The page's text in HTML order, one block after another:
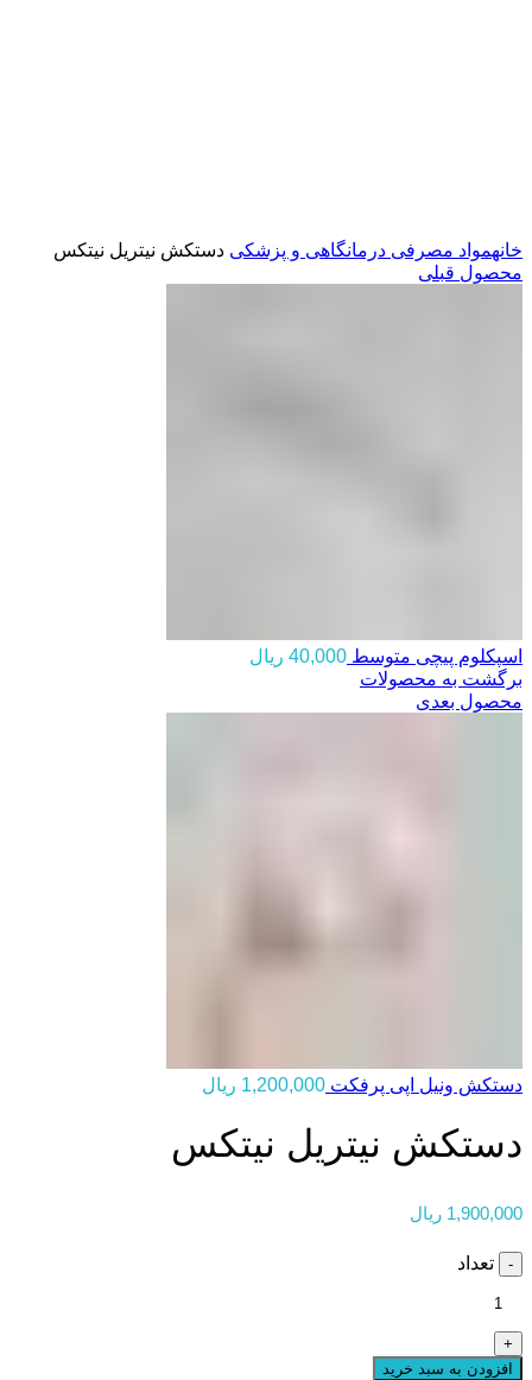
خانهمواد مصرفی درمانگاهی و پزشکی دستکش نیتریل نیتکس
محصول قبلی
اسپکلوم پیچی متوسط 40,000 ریال
برگشت به محصولات
محصول بعدی
دستکش ونیل اپی پرفکت 1,200,000 ریال
دستکش نیتریل نیتکس
1,900,000 ریال
تعداد
افزودن به سبد خرید